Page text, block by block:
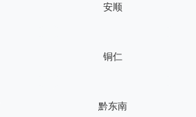
安顺
铜仁
黔东南